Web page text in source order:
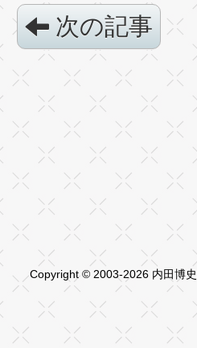
次の記事
Copyright © 2003-2026 内田博